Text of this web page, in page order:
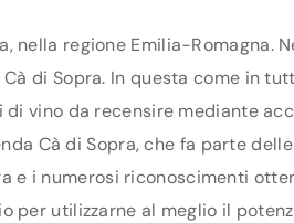
nella regione Emilia-Romagna.
di Sopra. In questa come in
vino da recensire mediante
Cà di Sopra, che fa parte
e i numerosi riconoscimenti
utilizzarne al meglio il